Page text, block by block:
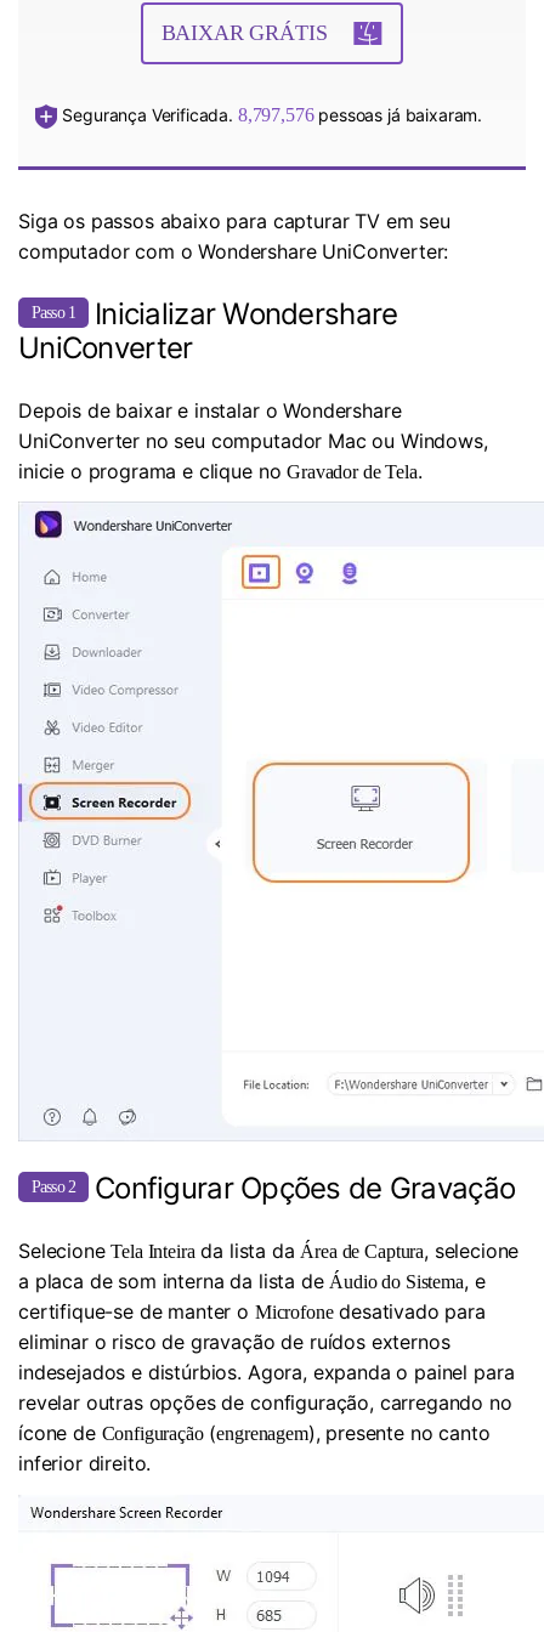
BAIXAR GRÁTIS
Segurança Verificada. 8,797,576pessoas já baixaram.
Siga os passos abaixo para capturar TV em seu
computador com o Wondershare UniConverter:
Passo 1
Inicializar Wondershare
UniConverter
Depois de baixar e instalar o Wondershare
UniConverter no seu computador Mac ou Windows,
inicie o programa e clique noGravador de Tela.
Passo 2 Configurar Opções de Gravação
SelecioneTela Inteirada lista daÁrea de Captura, selecione
a placa de som interna da lista deÁudio do Sistema, e
certifique-se de manter o Microfonedesativado para
eliminar o risco de gravação de ruídos externos
indesejados e distúrbios. Agora, expanda o painel para
revelar outras opções de configuração, carregando no
ícone de Configuração(engrenagem), presente no canto
inferior direito.